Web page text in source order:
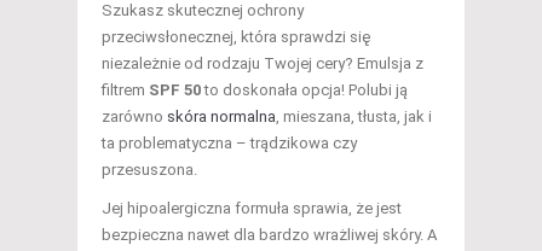
Szukasz skutecznej ochrony
przeciwsłonecznej, która sprawdzi się
niezależnie od rodzaju Twojej cery? Emulsja z
filtrem SPF 50to doskonała opcja! Polubi ją
zarówno skóra normalna, mieszana, tłusta, jak i
ta problematyczna – trądzikowa czy
przesuszona.
Jej hipoalergiczna formuła sprawia, że jest
bezpieczna nawet dla bardzo wrażliwej skóry. A